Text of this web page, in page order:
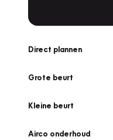
Direct plannen
Grote beurt
Kleine beurt
Airco onderhoud